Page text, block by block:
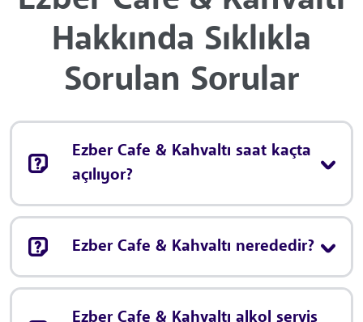
Hakkında Sıklıkla
Sorulan Sorular
Ezber Cafe & Kahvaltı saat kaçta
açılıyor?
Ezber Cafe & Kahvaltı nerededir?
Ezber Cafe & Kahvaltı alkol servis